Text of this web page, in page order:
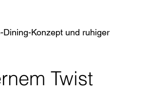
Konzept und ruhiger
Twist